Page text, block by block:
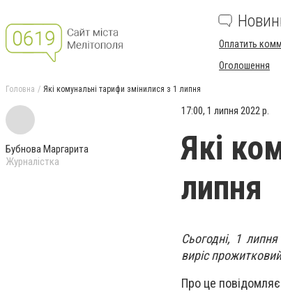
Оплатить
Оголошення
Головна Які комунальні тарифи змінилися з 1 липня
Бубнова Маргарита
Журналістка
17:00, 1 липня 2022 р.
Які
липня
Сьогодні, 1
виріс
Про це